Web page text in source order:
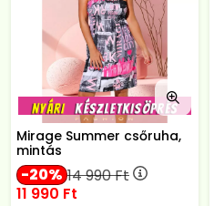
Mirage Summer csőruha,
mintás
20 14 990Ft
11 990 Ft